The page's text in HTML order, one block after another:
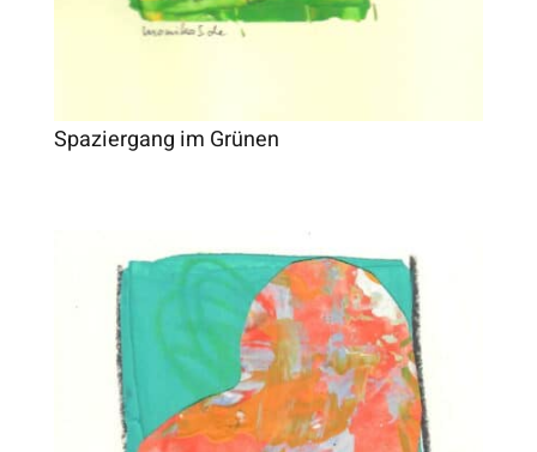
Spaziergang im Grünen